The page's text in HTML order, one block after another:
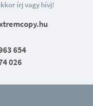
írj vagy hívj!
654
026